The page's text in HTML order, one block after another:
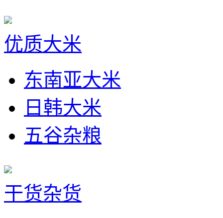
优质大米
东南亚大米
日韩大米
五谷杂粮
干货杂货